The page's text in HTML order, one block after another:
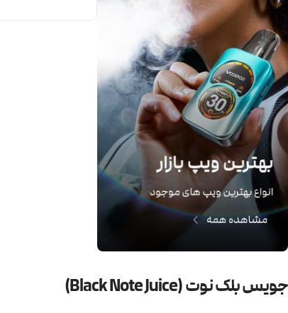
جویس بلک نوت (Black Note Juice)